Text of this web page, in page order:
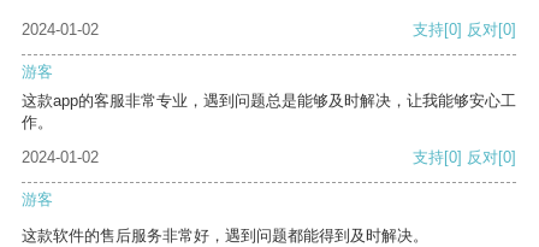
2024-01-02 支持[0] 反对[0]
游客
这款app的客服非常专业，遇到问题总是能够及时解决，让我能够安心工
作。
2024-01-02
支持[0] 反对[0]
游客
这款软件的售后服务非常好，遇到问题都能得到及时解决。